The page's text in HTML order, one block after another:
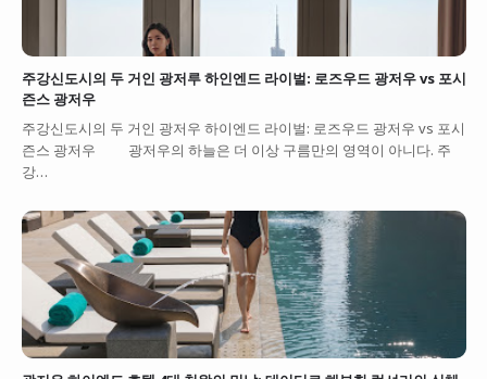
주강신도시의 두 거인 광저루 하인엔드 라이벌: 로즈우드 광저우 vs 포시
즌스 광저우
주강신도시의 두 거인 광저우 하이엔드 라이벌: 로즈우드 광저우 vs 포시
즌스 광저우 광저우의 하늘은 더 이상 구름만의 영역이 아니다. 주
강…